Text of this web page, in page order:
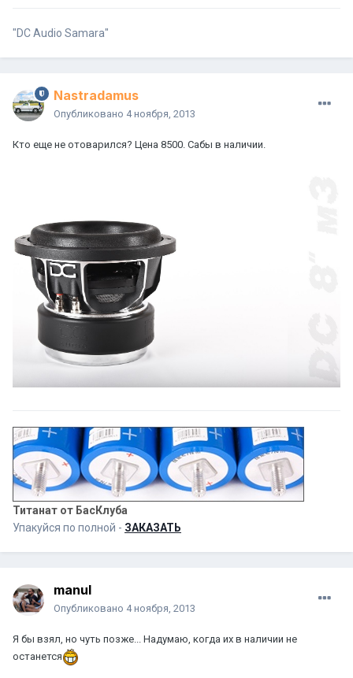
"DC Audio Samara"
Nastradamus
Опубликовано 4 ноября, 2013
Кто еще не отоварился? Цена 8500. Сабы в наличии.
Титанат от БасКлуба
Упакуйся по полной - ЗАКАЗАТЬ
manul
Опубликовано 4 ноября, 2013
Я бы взял, но чуть позже... Надумаю, когда их в наличии не
останется